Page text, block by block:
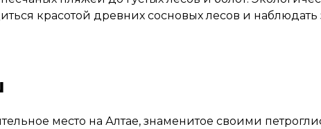
красотой древних сосновых лесов и
место на Алтае, знаменитое своими